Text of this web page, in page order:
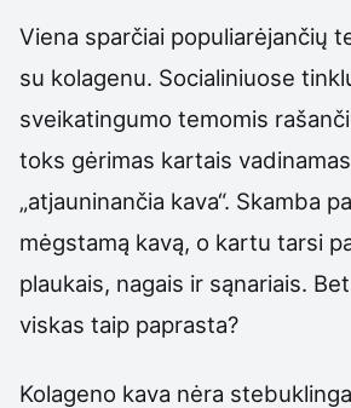
Viena sparčiai populiarėjančių
su kolagenu. Socialiniuose
sveikatingumo temomis
toks gėrimas kartais
„atjauninančia kava“. Skamba
mėgstamą kavą, o kartu tarsi
plaukais, nagais ir sąnariais.
viskas taip paprasta?
Kolageno kava nėra